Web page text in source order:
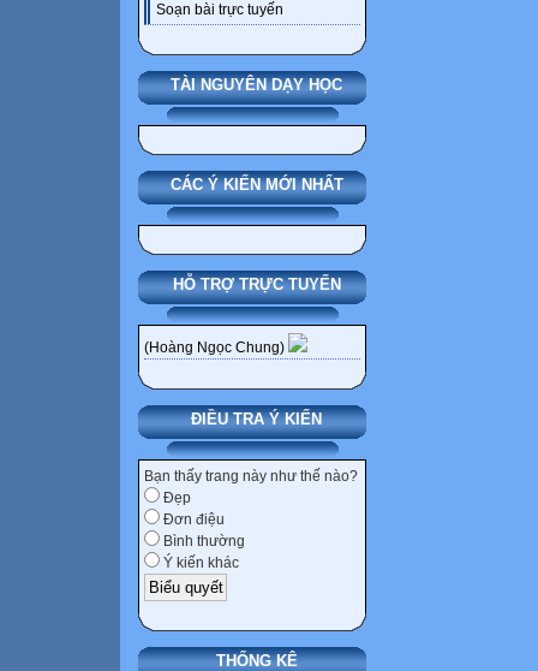
Soạn bài trực tuyến
TÀI NGUYÊN DẠY HỌC
CÁC Ý KIẾN MỚI NHẤT
HỖ TRỢ TRỰC TUYẾN
(Hoàng Ngọc Chung)
ĐIỀU TRA Ý KIẾN
Bạn thấy trang này như thế nào?
Đẹp
Đơn điệu
Bình thường
Ý kiến khác
THỐNG KÊ